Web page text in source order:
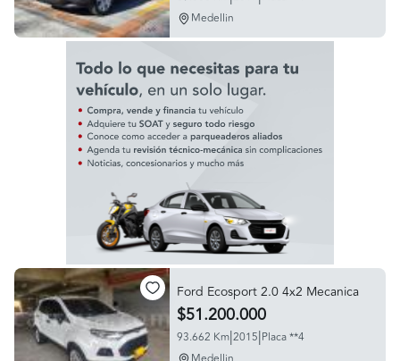
Medellin
Ford Ecosport 2.0 4x2 Mecanica
$51.200.000
93.662 Km|2015|Placa **4